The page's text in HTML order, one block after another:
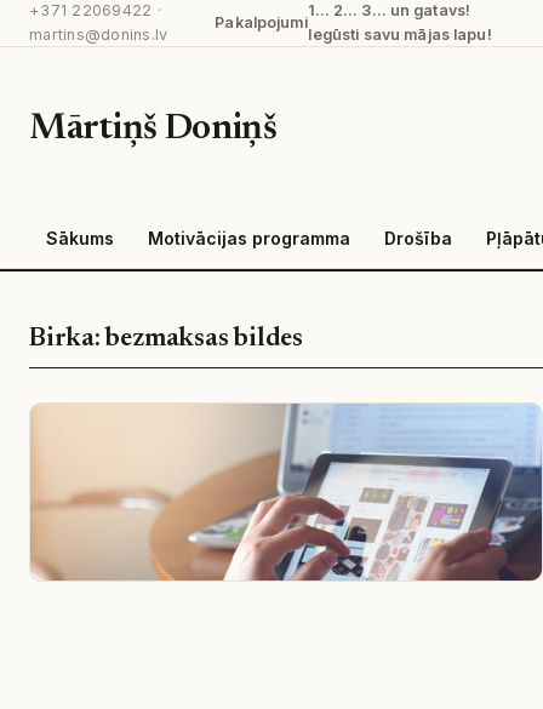
Pāriet+371 22069422 ·
martins@donins.lv
Pakalpojumi
1… 2… 3… un gatavs!
Iegūsti savu mājas lapu!
Mārtiņš Doniņš
Sākums Motivācijas programma Drošība
Birka:bezmaksas bildes